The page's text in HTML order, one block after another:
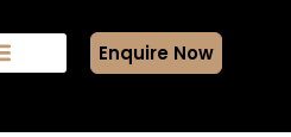
Enquire Now